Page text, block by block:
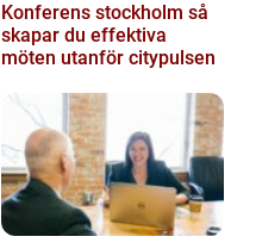
Konferens stockholm så
skapar du effektiva
möten utanför citypulsen